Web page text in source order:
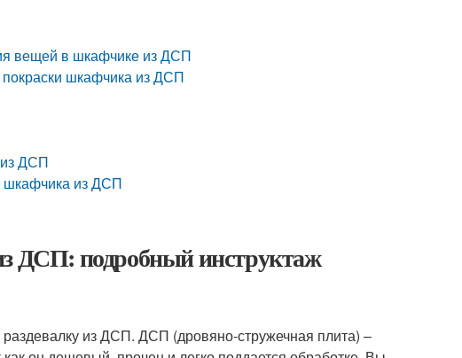
вещей в шкафчике из ДСП
покраски шкафчика из ДСП
из ДСП
шкафчика из ДСП
ДСП: подробный инструктаж
из ДСП. ДСП (дровяно-стружечная плита) –